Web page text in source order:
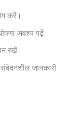
करें।
अवश्य पढ़ें।
रखें।
जानकारी